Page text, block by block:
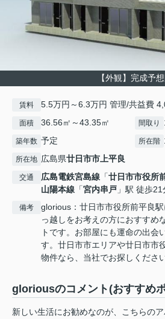
【外観】完成予
賃料 5.5万円～6.3万円 管理/共益費
面積 36.56㎡～43.35㎡ 間取り
築年数 予定 所在階
所在地 広島県廿日市市 上平良
交通 広島電鉄宮島線 「廿日市市役所
山陽本線 「宮内串戸 」駅 徒歩21
備考
glorious：廿日市市役所前平良駅
っ越しをお考えの方におすすめ
トです。お部屋にも運命の出会
す。廿日市市エリアや廿日市市
物件なら、当社でお探しください
gloriousのコメント(おすすめ
新しい生活にお勧めなのが、こちらの